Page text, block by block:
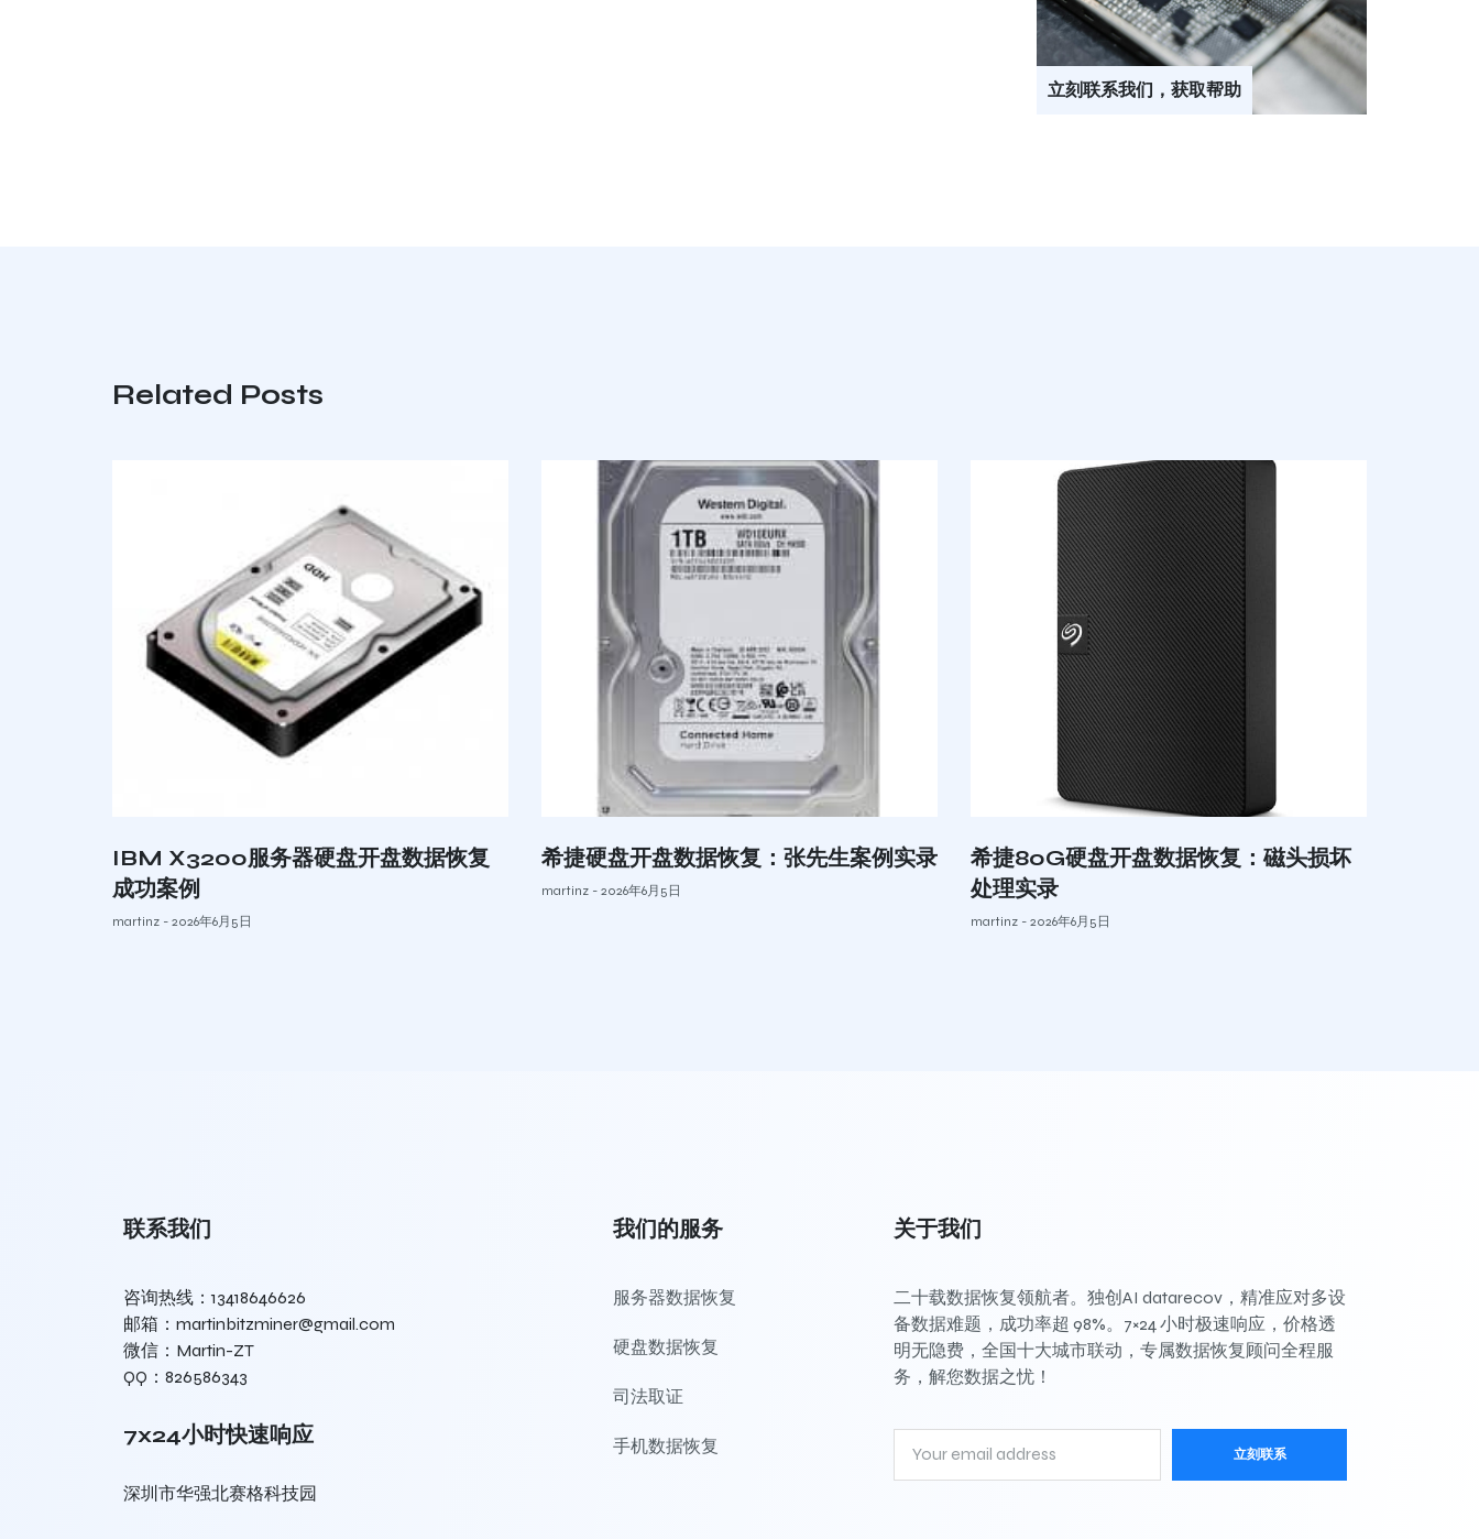
立刻联系我们，获取帮助
Related Posts
IBM X3200服务器硬盘开盘数据恢复
成功案例
martinz 2026年6月5日
希捷硬盘开盘数据恢复：张先生案例实录
martinz 2026年6月5日
希捷80G硬盘开盘数据恢复：磁头损坏
处理实录
martinz 2026年6月5日
联系我们
咨询热线：13418646626
邮箱：martinbitzminer@gmail.com
微信：Martin-ZT
QQ：826586343
7x24小时快速响应
深圳市华强北赛格科技园
我们的服务
服务器数据恢复
硬盘数据恢复
司法取证
手机数据恢复
关于我们
二十载数据恢复领航者。独创AI datarecov，精准应对多设
备数据难题，成功率超 98%。7×24 小时极速响应，价格透
明无隐费，全国十大城市联动，专属数据恢复顾问全程服
务，解您数据之忧！
立刻联系